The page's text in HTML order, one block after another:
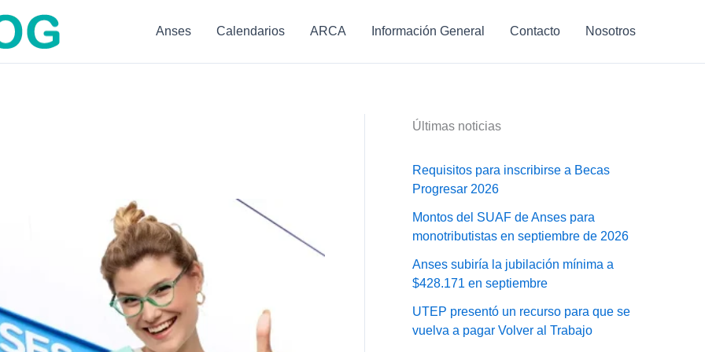
Anses Calendarios ARCA Información General Contacto Nosotros
Últimas noticias
Requisitos para inscribirse a Becas
Progresar 2026
Montos del SUAF de Anses para
monotributistas en septiembre de 2026
Anses subiría la jubilación mínima a
$428.171 en septiembre
UTEP presentó un recurso para que se
vuelva a pagar Volver al Trabajo